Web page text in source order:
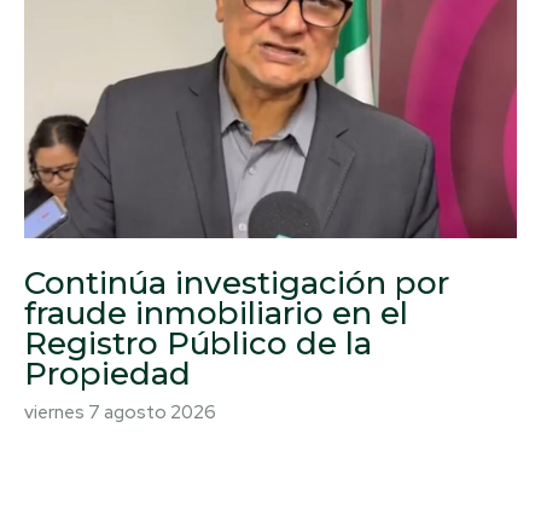
Continúa investigación por
fraude inmobiliario en el
Registro Público de la
Propiedad
viernes 7 agosto 2026